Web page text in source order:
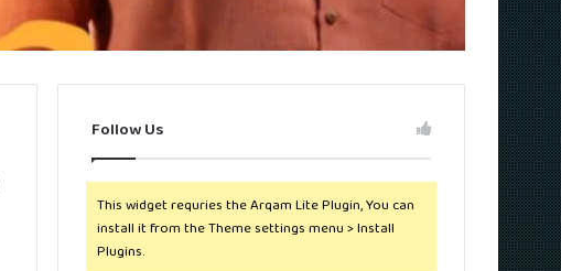
Follow Us
This widget requries the Arqam Lite Plugin, You can
install it from the Theme settings menu > Install
Plugins.